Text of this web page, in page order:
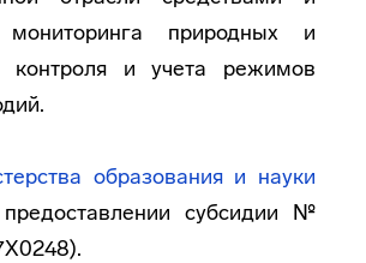
природных и
контроля и учета режимов
образования и науки
субсидии №